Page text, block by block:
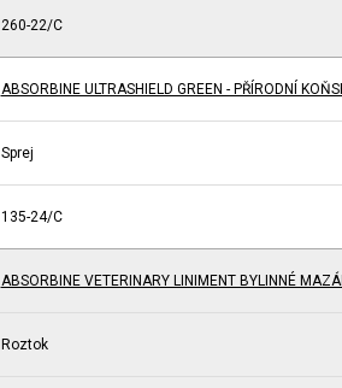
260-22/C
ABSORBINE ULTRASHIELD GREEN - PŘÍRODNÍ
Sprej
135-24/C
ABSORBINE VETERINARY LINIMENT BYLINNÉ
Roztok